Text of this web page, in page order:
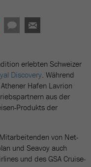
erlebten Schweizer
Discovery. Während
Hafen Lavrion
aus der
Produkts der
von Net-
und Seavoy auch
und des GSA Cruise-